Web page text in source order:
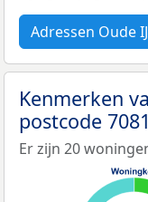
Adressen Oude
Kenmerken
postcode
Er zijn 20